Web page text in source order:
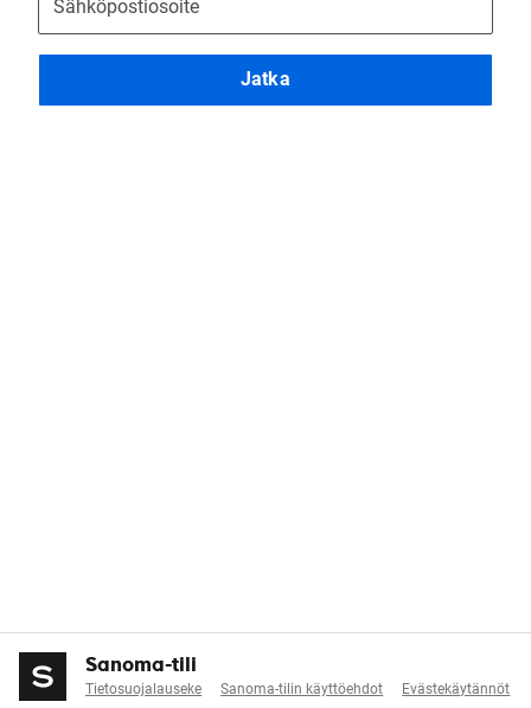
Jatka
Sanoma-tili
Tietosuojalauseke Sanoma-tilin käyttöehdot Evästekäytännöt